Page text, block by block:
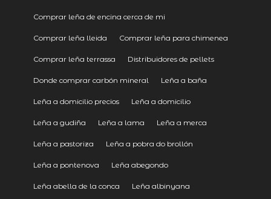
Comprar leña de encina cerca de mi
Comprar leña lleida Comprar leña para chimenea
Comprar leña terrassa Distribuidores de pellets
Donde comprar carbón mineral Leña a baña
Leña a domicilio precios Leña a domicilio
Leña a gudiña Leña a lama Leña a merca
Leña a pastoriza Leña a pobra do brollón
Leña a pontenova Leña abegondo
Leña abella de la conca Leña albinyana